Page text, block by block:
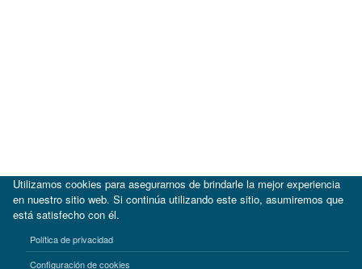
Términos de uso Aviso de privacidad
Utilizamos cookies para asegurarnos de brindarle la mejor experiencia
en nuestro sitio web. Si continúa utilizando este sitio, asumiremos que
está satisfecho con él.
Política de privacidad
Configuración de cookies